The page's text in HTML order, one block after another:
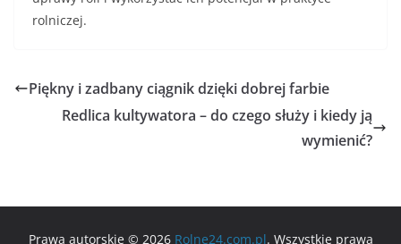
rolniczej.
Piękny i zadbany ciągnik dzięki dobrej farbie
Redlica kultywatora – do czego służy i kiedy ją
wymienić?
Prawa autorskie © 2026 Rolne24.com.pl. Wszystkie prawa